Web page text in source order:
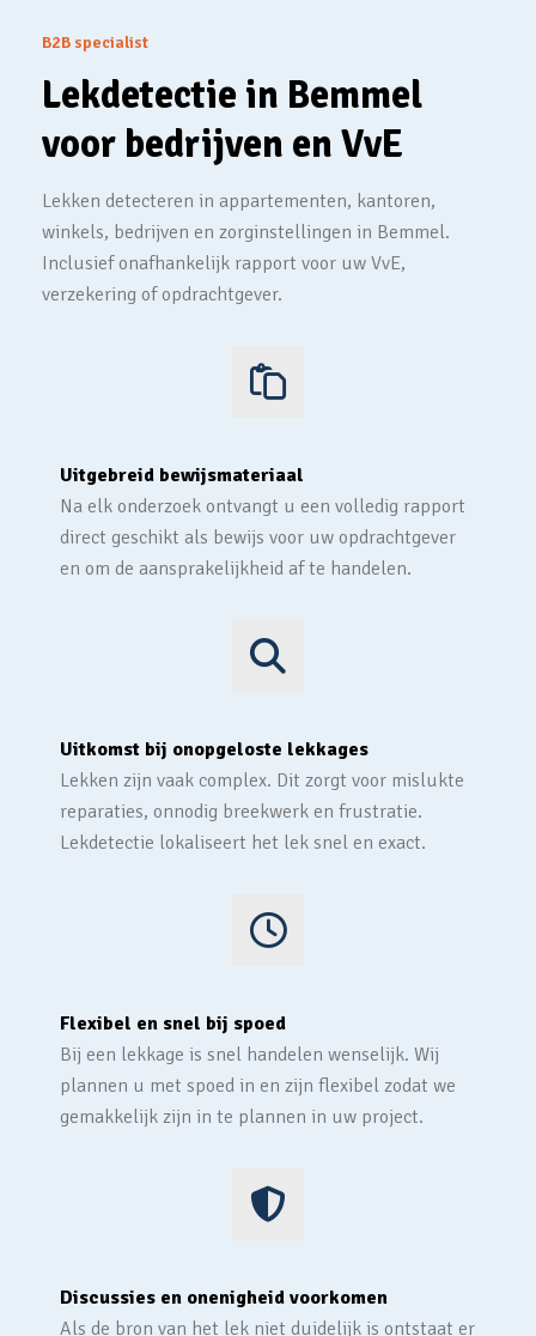
B2B specialist
Lekdetectie in Bemmel
voor bedrijven en VvE
Lekken detecteren in appartementen, kantoren,
winkels, bedrijven en zorginstellingen in Bemmel.
Inclusief onafhankelijk rapport voor uw VvE,
verzekering of opdrachtgever.
Uitgebreid bewijsmateriaal
Na elk onderzoek ontvangt u een volledig rapport
direct geschikt als bewijs voor uw opdrachtgever
en om de aansprakelijkheid af te handelen.
Uitkomst bij onopgeloste lekkages
Lekken zijn vaak complex. Dit zorgt voor mislukte
reparaties, onnodig breekwerk en frustratie.
Lekdetectie lokaliseert het lek snel en exact.
Flexibel en snel bij spoed
Bij een lekkage is snel handelen wenselijk. Wij
plannen u met spoed in en zijn flexibel zodat we
gemakkelijk zijn in te plannen in uw project.
Discussies en onenigheid voorkomen
Als de bron van het lek niet duidelijk is ontstaat er